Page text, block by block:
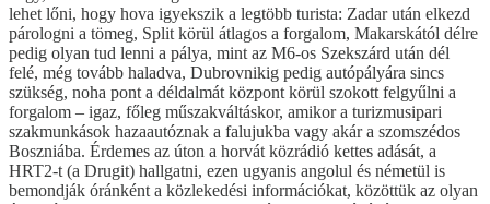
lehet lőni, hogy hova igyekszik a legtöbb turista: Zadar után elkezd
párologni a tömeg, Split körül átlagos a forgalom, Makarskától délre
pedig olyan tud lenni a pálya, mint az M6-os Szekszárd után dél
felé, még tovább haladva, Dubrovnikig pedig autópályára sincs
szükség, noha pont a déldalmát központ körül szokott felgyűlni a
forgalom – igaz, főleg műszakváltáskor, amikor a turizmusipari
szakmunkások hazaautóznak a falujukba vagy akár a szomszédos
Boszniába. Érdemes az úton a horvát közrádió kettes adását, a
HRT2-t (a Drugit) hallgatni, ezen ugyanis angolul és németül is
bemondják óránként a közlekedési információkat, közöttük az olyan